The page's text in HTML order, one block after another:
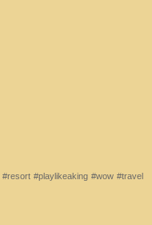
#resort #playlikeaking #wow #travel